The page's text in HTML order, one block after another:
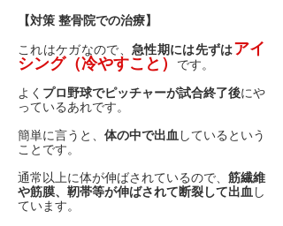
【対策 整骨院での治療】
これはケガなので、 急性期には先ずはアイ
シング（冷やすこと）
です。
よく プロ野球でピッチャーが試合終了後にや
っているあれです。
簡単に言うと、 体の中で出血 しているという
ことです。
通常以上に体が伸ばされているので、 筋繊維
や筋膜、靭帯等が伸ばされて断裂して出血 し
ています。